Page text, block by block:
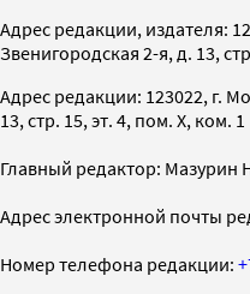
Адрес редакции, издателя:
Звенигородская 2-я, д. 13,
Адрес редакции: 123022, г.
13, стр. 15, эт. 4, пом. X, ком. 1
Главный редактор: Мазурин
Адрес электронной почты
Номер телефона редакции: